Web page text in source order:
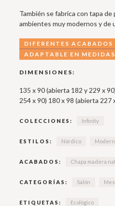
También se fabrica con tapa de
ambientes muy modernos y de
DIFERENTES ACABADOS
ADAPTABLE EN MEDIDAS
DIMENSIONES:
135 x 90 (abierta 182 y 229 x
254 x 90) 180 x 98 (abierta 227
COLECCIONES: Infinity
ESTILOS: Nórdico
ACABADOS: Chapa madera
CATEGORÍAS: Salón
ETIQUETAS: Ecológico